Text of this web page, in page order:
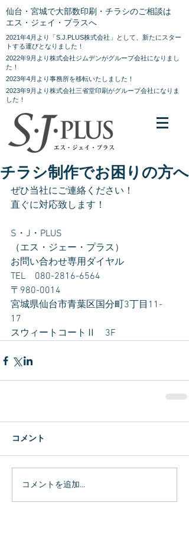
仙台・宮城で大部数印刷・チラシのご相談は
エス・ジェイ・プラスへ
2021年4月より「S.J.PLUS株式会社」として、新たにスター
トする運びとなりました！
2022年9月より株式会社ジムデンがグループ会社になりまし
た！
2023年4月より事務所を移転いたしました！
2023年9月より株式会社三省堂印刷がグループ会社になりま
した！
チラシ制作でお困りの方へ
ぜひ当社にご連絡ください！
直ぐに対応致します！
S・J・PLUS
（エス・ジェー・プラス）
お問い合わせ専用ダイヤル
TEL　080-2816-6564
〒980-0014
宮城県仙台市青葉区国分町3丁目11-
17
スウィートコートⅡ　3F
コメント
コメントを追加…